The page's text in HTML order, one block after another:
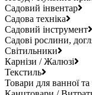
Садовий інвентар
Садова техніка
Садовий інструмент
Садові рослини,
Світильники
Карнізи / Жалюзі
Текстиль
Товари для ванної та